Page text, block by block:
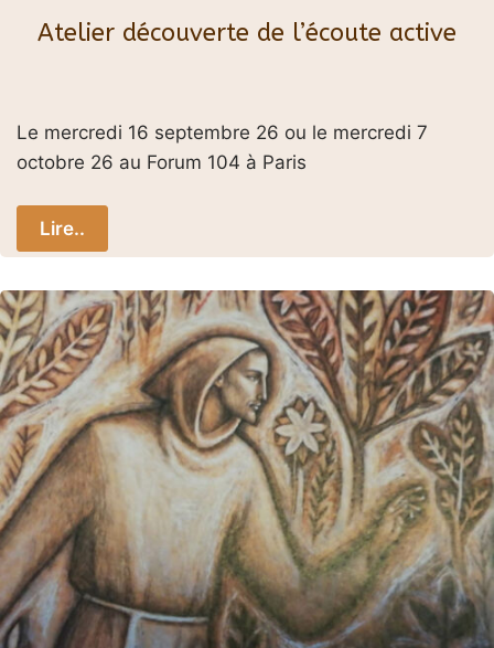
Atelier découverte de l’écoute active
Le mercredi 16 septembre 26 ou le mercredi 7
octobre 26 au Forum 104 à Paris
Lire..